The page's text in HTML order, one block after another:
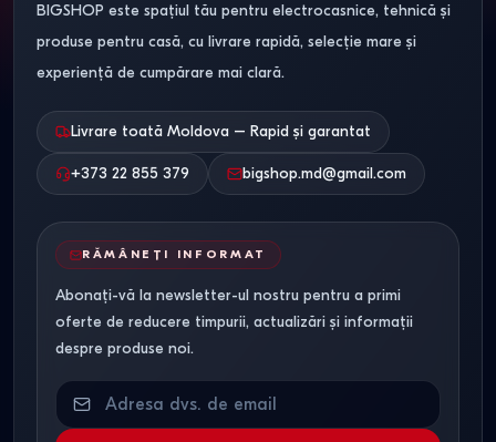
BIGSHOP este spațiul tău pentru electrocasnice, tehnică și
produse pentru casă, cu livrare rapidă, selecție mare și
experiență de cumpărare mai clară.
Livrare toată Moldova – Rapid și garantat
+373 22 855 379 bigshop.md@gmail.com
RĂMÂNEȚI INFORMAT
Abonați-vă la newsletter-ul nostru pentru a primi
oferte de reducere timpurii, actualizări și informații
despre produse noi.